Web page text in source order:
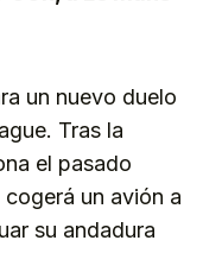
un nuevo duelo
Tras la
el pasado
un avión a
su andadura